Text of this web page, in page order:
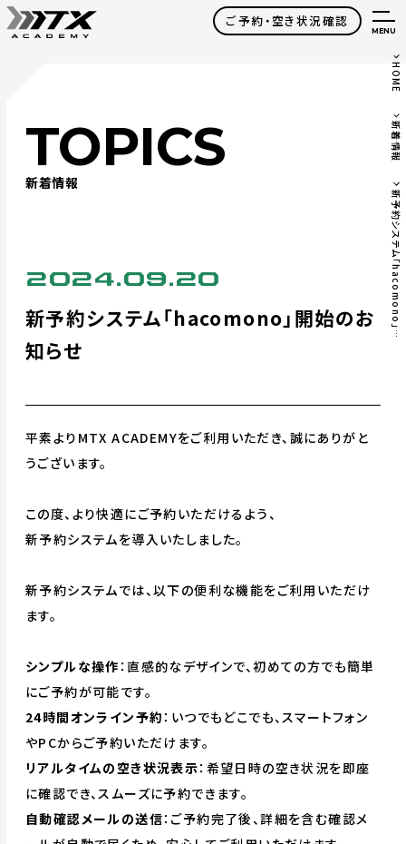
ご予約・空き状況確認
MENU
HOME
新着情報
新
予
約
シ
ス
テ
ム
「
h
a
c
o
m
o
n
o
」
開
始
の
お
知
ら
せ
新着情報
TOPICS
2024.09.20
新予約システム「hacomono」開始のお
知らせ
平素よりMTX ACADEMYをご利用いただき、誠にありがと
うございます。
この度、より快適にご予約いただけるよう、
新予約システムを導入いたしました。
新予約システムでは、以下の便利な機能をご利用いただけ
ます。
シンプルな操作 ：直感的なデザインで、初めての方でも簡単
にご予約が可能です。
24時間オンライン予約 ：いつでもどこでも、スマートフォン
やPCからご予約いただけます。
リアルタイムの空き状況表示：希望日時の空き状況を即座
に確認でき、スムーズに予約できます。
自動確認メールの送信：ご予約完了後、詳細を含む確認メ